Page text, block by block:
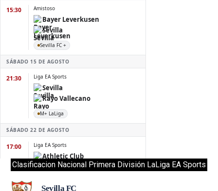
Clasificacion Nacional Primera División LaLiga EA Sports